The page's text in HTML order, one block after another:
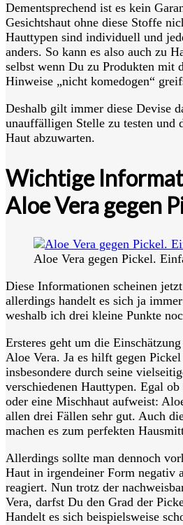
Dementsprechend ist es kein
Gesichtshaut ohne diese Stoffe
Hauttypen sind individuell und
anders. So kann es also auch zu
selbst wenn Du zu Produkten mit
Hinweise „nicht komedogen“
Deshalb gilt immer diese Devise
unauffälligen Stelle zu testen und
Haut abzuwarten.
Wichtige
Aloe Vera gegen
Aloe Vera gegen Pickel.
Diese Informationen scheinen
allerdings handelt es sich ja
weshalb ich drei kleine Punkte
Ersteres geht um die
Aloe Vera. Ja es hilft gegen
insbesondere durch seine
verschiedenen Hauttypen. Egal
oder eine Mischhaut aufweist:
allen drei Fällen sehr gut. Auch
machen es zum perfekten
Allerdings sollte man dennoch
Haut in irgendeiner Form negativ
reagiert. Nun trotz der
Vera, darfst Du den Grad der
Handelt es sich beispielsweise